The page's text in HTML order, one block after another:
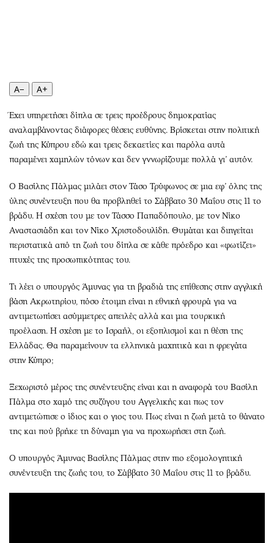
Σινεμά
Θέατρο-Χορός
Μουσική
Εικαστικά
Βιβλίο
Χειρόγραφα
Podcasts
Uncut
Προσφορές
Προσωπικότητες στην ''Κ''
Επιστολές
A− A+
Έχει υπηρετήσει δίπλα σε τρεις προέδρους δημοκρατίας
αναλαμβάνοντας διάφορες θέσεις ευθύνης. Βρίσκεται στην πολιτική
ζωή της Κύπρου εδώ και τρεις δεκαετίες και παρόλα αυτά
παραμένει χαμηλών τόνων και δεν γννωρίζουμε πολλά γι’ αυτόν.
Ο Βασίλης Πάλμας μιλάει στον Τάσο Τρύφωνος σε μια εφ’ όλης της
ύλης συνέντευξη που θα προβληθεί το Σάββατο 30 Μαΐου στις 11 το
βράδυ. Η σχέση του με τον Τάσσο Παπαδόπουλο, με τον Νίκο
Αναστασιάδη και τον Νίκο Χριστοδουλίδη. Θυμάται και διηγείται
περιστατικά από τη ζωή του δίπλα σε κάθε πρόεδρο και «φωτίζει»
πτυχές της προσωπικότητας του.
Τι λέει ο υπουργός Άμυνας για τη βραδιά της επίθεσης στην αγγλική
βάση Ακρωτηρίου, πόσο έτοιμη είναι η εθνική φρουρά για να
αντιμετωπίσει ασύμμετρες απειλές αλλά και μια τουρκική
προέλαση. Η σχέση με το Ισραήλ, οι εξοπλισμοί και η θέση της
Ελλάδας. Θα παραμείνουν τα ελληνικά μαχητικά και η φρεγάτα
στην Κύπρο;
Ξεχωριστό μέρος της συνέντευξης είναι και η αναφορά του Βασίλη
Πάλμα στο χαμό της συζύγου του Αγγελικής και πως τον
αντιμετώπισε ο ίδιος και ο γιος του. Πως είναι η ζωή μετά το θάνατο
της και πού βρήκε τη δύναμη για να προχωρήσει στη ζωή.
Ο υπουργός Άμυνας Βασίλης Πάλμας στην πιο εξομολογητική
συνέντευξη της ζωής του, το Σάββατο 30 Μαΐου στις 11 το βράδυ.